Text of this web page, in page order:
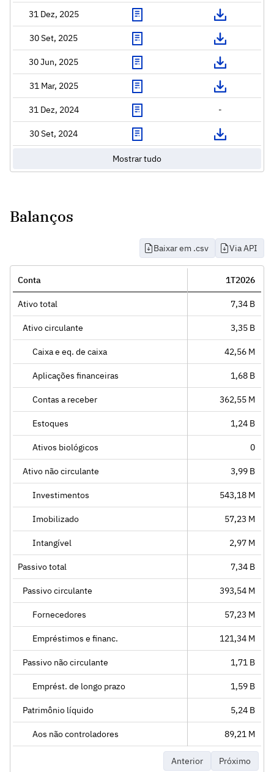
31 Dez, 2025
30 Set, 2025
30 Jun, 2025
31 Mar, 2025
31 Dez, 2024 -
30 Set, 2024
Mostrar tudo
Balanços
Baixar em .csv Via API
Conta 1T2026
Ativo total 7,34 B
Ativo circulante 3,35 B
Caixa e eq. de caixa 42,56 M
Aplicações financeiras 1,68 B
Contas a receber 362,55 M
Estoques 1,24 B
Ativos biológicos 0
Ativo não circulante 3,99 B
Investimentos 543,18 M
Imobilizado 57,23 M
Intangível 2,97 M
Passivo total 7,34 B
Passivo circulante 393,54 M
Fornecedores 57,23 M
Empréstimos e financ. 121,34 M
Passivo não circulante 1,71 B
Emprést. de longo prazo 1,59 B
Patrimônio líquido 5,24 B
Aos não controladores 89,21 M
Anterior Próximo